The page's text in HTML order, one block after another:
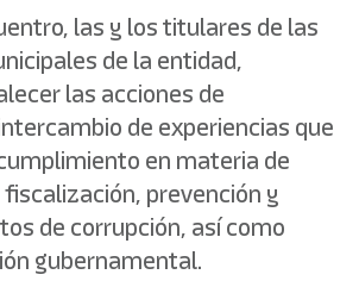
las y los titulares de las
de la entidad,
las acciones de
de experiencias que
en materia de
prevención y
de corrupción, así como
gubernamental.